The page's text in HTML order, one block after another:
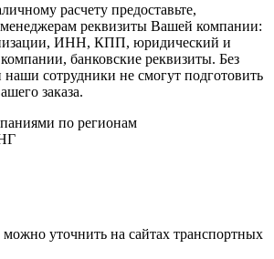
расчету предоставьте,
реквизиты Вашей компании:
ИНН, КПП, юридический и
банковские реквизиты. Без
сотрудники не смогут подготовить
заказа.
по регионам
уточнить на сайтах транспортных